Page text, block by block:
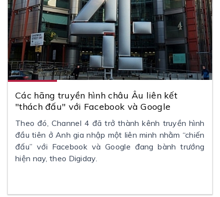
Các hãng truyền hình châu Âu liên kết
"thách đấu" với Facebook và Google
Theo đó, Channel 4 đã trở thành kênh truyền hình
đầu tiên ở Anh gia nhập một liên minh nhằm “chiến
đấu” với Facebook và Google đang bành trướng
hiện nay, theo Digiday.